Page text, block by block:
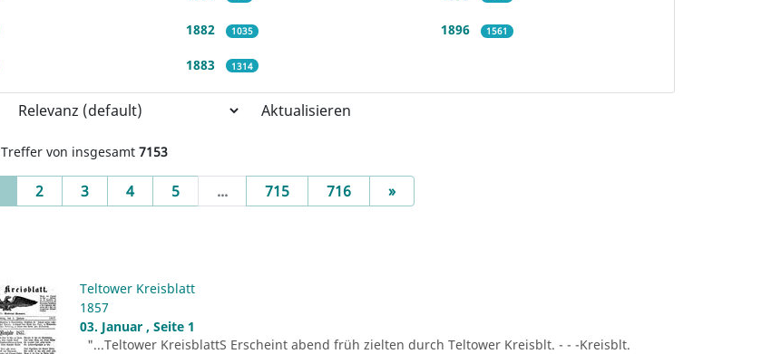
1882 1035
1883 1314
1896 1561
Aktualisieren
Treffer von insgesamt 7153
(current)
2 3 4 5 ... 715 716 »Next
Teltower Kreisblatt
1857
03. Januar , Seite 1
"...Teltower KreisblattS Erscheint abend früh zielten durch Teltower Kreisblt. - - -Kreisblt.